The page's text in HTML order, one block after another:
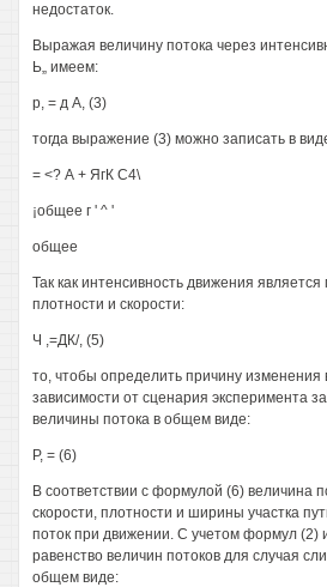
недостаток.
Выражая величину потока через
Ь„ имеем:
р, = д А, (3)
тогда выражение (3) можно записать в
= <? А + ЯгК С4\
¡общее г ' ^ '
общее
Так как интенсивность движения
плотности и скорости:
Ч ,=ДК/, (5)
то, чтобы определить причину изменения
зависимости от сценария эксперимента
величины потока в общем виде:
Р, = (6)
В соответствии с формулой (6) величина
скорости, плотности и ширины участка
поток при движении. С учетом формул (2)
равенство величин потоков для случая
общем виде: